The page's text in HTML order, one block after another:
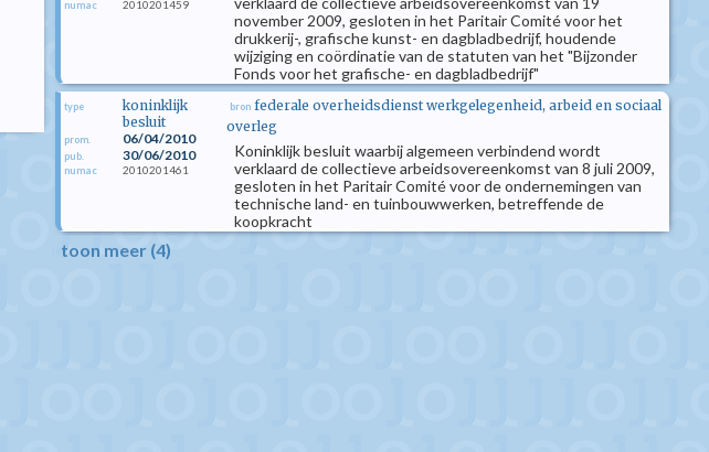
numac 2010201459
november 2009, gesloten in het Paritair Comité voor het
drukkerij-, grafische kunst- en dagbladbedrijf, houdende
wijziging en coördinatie van de statuten van het "Bijzonder
Fonds voor het grafische- en dagbladbedrijf"
type
koninklijk
besluit
prom. 06/04/2010
pub. 30/06/2010
numac 2010201461
bron federale overheidsdienst werkgelegenheid, arbeid en sociaal
overleg
Koninklijk besluit waarbij algemeen verbindend wordt
verklaard de collectieve arbeidsovereenkomst van 8 juli 2009,
gesloten in het Paritair Comité voor de ondernemingen van
technische land- en tuinbouwwerken, betreffende de
koopkracht
toon meer (4)